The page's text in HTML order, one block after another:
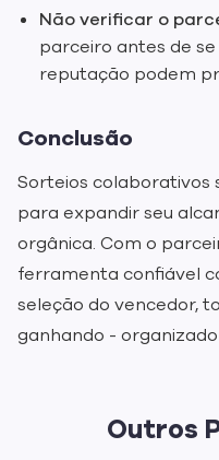
Não verificar o
parceiro antes de
reputação podem
Conclusão
Sorteios colaborativos
para expandir seu
orgânica. Com o
ferramenta confiável
seleção do vencedor,
ganhando -
Outros